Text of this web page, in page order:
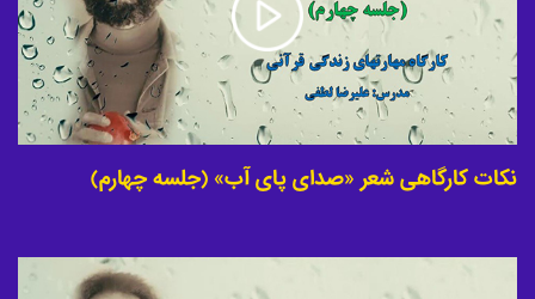
نکات کارگاهی شعر «صدای پای آب» (جلسه چهارم)